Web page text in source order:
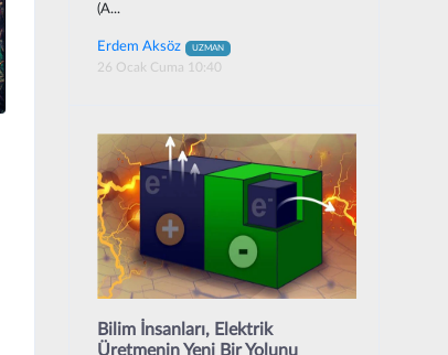
(A...
Erdem Aksöz UZMAN
26 Ocak Cuma 10:40
Bilim İnsanları, Elektrik
Üretmenin Yeni Bir Yolunu